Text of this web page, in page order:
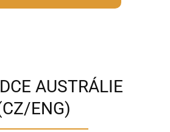
AUSTRÁLIE
ENG)